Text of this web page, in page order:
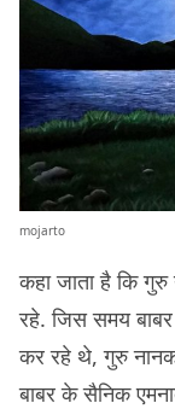
mojarto
कहा जाता है कि
रहे. जिस समय
कर रहे थे, गुरु
बाबर के सैनिक